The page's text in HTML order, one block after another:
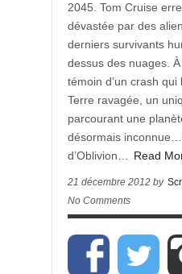
2045. Tom Cruise
dévastée par des
derniers survivants
dessus des nuages.
témoin d’un crash qui
Terre ravagée, un
parcourant une
désormais
d’Oblivion…
Read
21 décembre 2012 by
No Comments